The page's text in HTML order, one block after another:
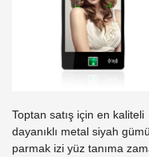
Toptan satış için en kaliteli
dayanıklı metal siyah
parmak izi yüz tanıma